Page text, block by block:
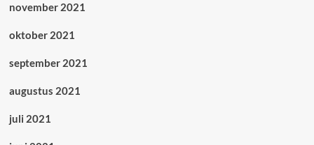
november 2021
oktober 2021
september 2021
augustus 2021
juli 2021